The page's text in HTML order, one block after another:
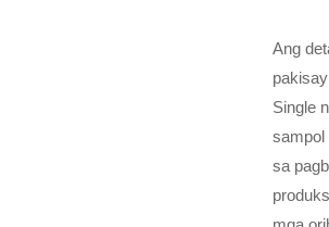
Ang
Single
sampol
sa